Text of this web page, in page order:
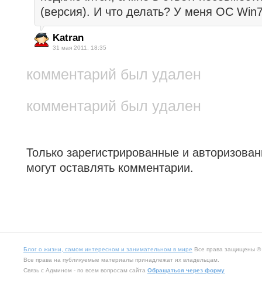
(версия). И что делать? У меня ОС
Katran
31 мая 2011, 18:35
комментарий был удален
комментарий был удален
Только зарегистрированные и
могут оставлять комментарии.
Блог о жизни, самом интересном и занимательном в мире Все права защищены ©
Все права на публикуемые материалы принадлежат их владельцам.
Связь с Админом - по всем вопросам сайта Обращаться через форму